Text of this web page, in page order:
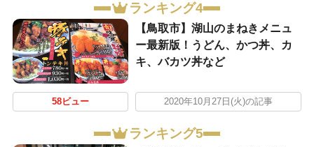
ランキング4
【鳥取市】湖山のまねきメニュ
ー最新版！うどん、かつ丼、カ
キ、バカツ丼など
58ビュー 2020年10月27日(火)の記事
ランキング5